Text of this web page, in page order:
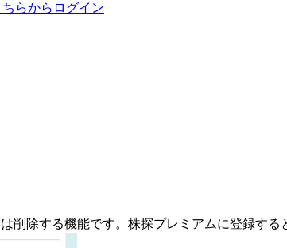
らからログイン
削除する機能です。 株探プレミアムに登録する